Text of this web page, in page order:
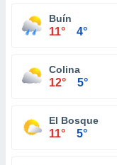
Buín
11° 4°
Colina
12° 5°
El Bosque
11° 5°